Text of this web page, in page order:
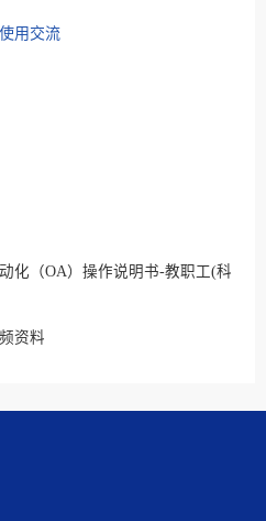
用交流
化（OA）操作说明书-教职工(科
资料